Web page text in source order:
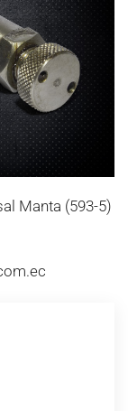
Manta (593-5)